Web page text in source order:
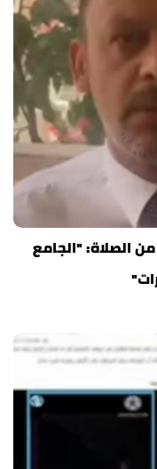
الصلاة: "الجامع